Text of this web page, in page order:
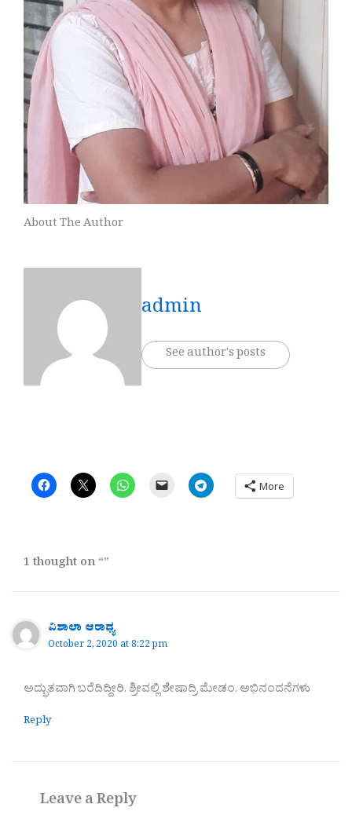
About The Author
admin
See author's posts
More
1 thought on “”
ವಿಶಾಲಾ ಆರಾಧ್ಯ
October 2, 2020 at 8:22 pm
ಅದ್ಭುತವಾಗಿ ಬರೆದಿದ್ದೀರಿ. ಶ್ರೀವಲ್ಲಿ ಶೇಷಾದ್ರಿ ಮೇಡಂ. ಅಭಿನಂದನೆಗಳು
Reply
Leave a Reply